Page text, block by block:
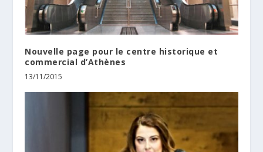
Nouvelle page pour le centre historique et
commercial d’Athènes
13/11/2015